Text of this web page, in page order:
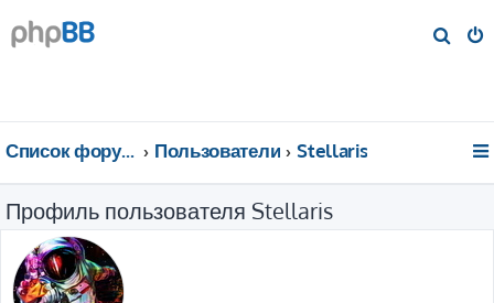
Список форумов Пользователи Stellaris
Профиль пользователя Stellaris